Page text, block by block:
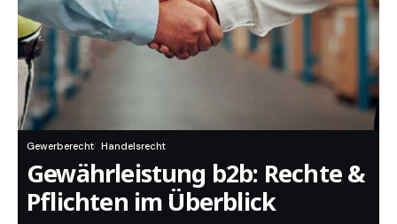
Gewerberecht Handelsrecht
Gewährleistung b2b: Rechte &
Pflichten im Überblick